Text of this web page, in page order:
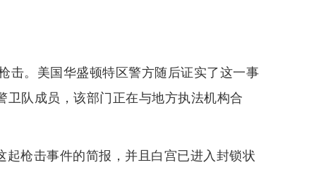
击。美国华盛顿特区警方随后证实了这一事
队成员，该部门正在与地方执法机构合
枪击事件的简报，并且白宫已进入封锁状